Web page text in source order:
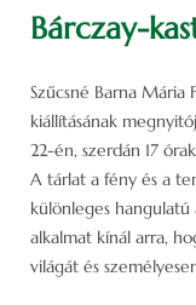
Bárczay-
Szűcsné Barna Mária
kiállításának
22-én, szerdán 17
A tárlat a fény és a
különleges
alkalmat kínál arra,
világát és